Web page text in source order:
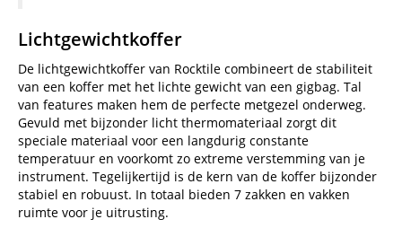
Lichtgewichtkoffer
De lichtgewichtkoffer van Rocktile combineert de stabiliteit
van een koffer met het lichte gewicht van een gigbag. Tal
van features maken hem de perfecte metgezel onderweg.
Gevuld met bijzonder licht thermomateriaal zorgt dit
speciale materiaal voor een langdurig constante
temperatuur en voorkomt zo extreme verstemming van je
instrument. Tegelijkertijd is de kern van de koffer bijzonder
stabiel en robuust. In totaal bieden 7 zakken en vakken
ruimte voor je uitrusting.